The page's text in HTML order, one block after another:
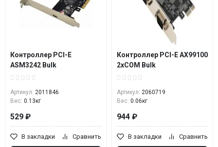
Контроллер PCI-E
ASM3242 Bulk
Артикул: 2011846
Вес: 0.13кг
529 ₽
В закладки Сравнить
Контроллер PCI-E AX99100
2xCOM Bulk
Артикул: 2060719
Вес: 0.06кг
944 ₽
В закладки Сравнить